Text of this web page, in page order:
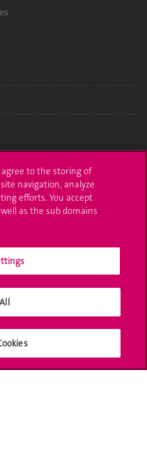
agree to the storing of
navigation, analyze
efforts. You accept
as the sub domains